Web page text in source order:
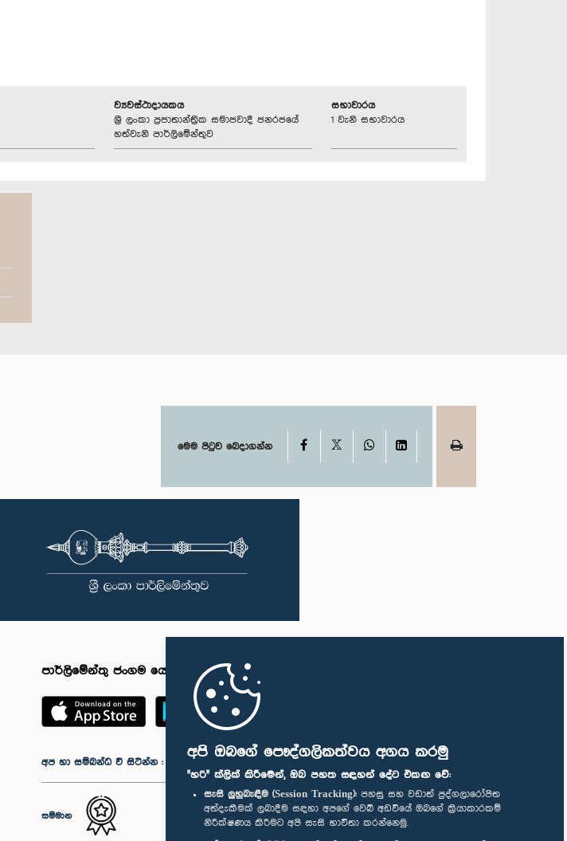
අපි ඔබගේ පෞද්ගලිකත්වය අගය කරමු
"හරි" ක්ලික් කිරීමෙන්, ඔබ පහත සඳහන් දේට එකඟ වේ:
සැසි ලුහුබැඳීම (Session Tracking): පහසු සහ වඩාත් පුද්ගලාරෝපිත
අත්දැකීමක් ලබාදීම සඳහා අපගේ වෙබ් අඩවියේ ඔබගේ ක්‍රියාකාරකම්
නිරීක්ෂණය කිරීමට අපි සැසි භාවිතා කරන්නෙමු.
ව්‍යවස්ථාදායකය
ශ්‍රී ලංකා ප්‍රජාතාන්ත්‍රික සමාජවාදී ජනරජයේ
හත්වැනි පාර්ලිමේන්තුව
සභාවාරය
1 වැනි සභාවාරය
මෙම පිටුව බෙදාගන්න Facebook WhatsAppLinkedIn
පාර්ලිමේන්තු ජංගම යෙදුම
අප හා සම්බන්ධ වී සිටින්න :
සම්මාන